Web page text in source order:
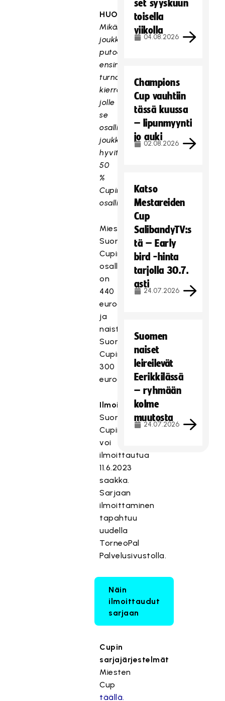
HUOM!
Mikäli
joukkue
putoaa
ensimmäisellä
turnausmuotoisella
kierroksella,
jolle
se
osallistuu,
joukkueelle
hyvitetään
50
%
Cupin
osallistumismaksusta.
Miesten
Suomen
Cupin
osallistumismaksu
on
440
euroa
ja
naisten
Suomen
Cupin
300
euroa.
Ilmoittautuminen
Suomen
Cupiin
voi
ilmoittautua
11.6.2023
saakka.
Sarjaan
ilmoittaminen
tapahtuu
uudella
TorneoPal
Palvelusivustolla.
Näin
ilmoittaudut
sarjaan
Cupin
sarjajärjestelmät
Miesten
Cup
täällä.
set syyskuun
toisella
viikolla
04.08.2026
Champions
Cup vauhtiin
tässä kuussa
– lipunmyynti
jo auki
02.08.2026
Katso
Mestareiden
Cup
SalibandyTV:s
tä – Early
bird -hinta
tarjolla 30.7.
asti
24.07.2026
Suomen
naiset
leireilevät
Eerikkilässä
– ryhmään
kolme
muutosta
24.07.2026